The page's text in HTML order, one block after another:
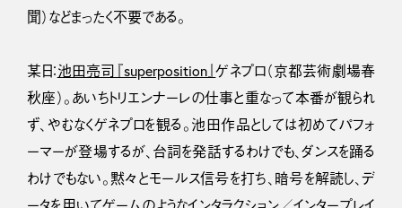
聞）などまったく不要である。
某日：池田亮司『superposition』ゲネプロ（京都芸術劇場春
秋座）。あいちトリエンナーレの仕事と重なって本番が観られ
ず、やむなくゲネプロを観る。池田作品としては初めてパフォ
ーマーが登場するが、台詞を発話するわけでも、ダンスを踊る
わけでもない。黙々とモールス信号を打ち、暗号を解読し、デ